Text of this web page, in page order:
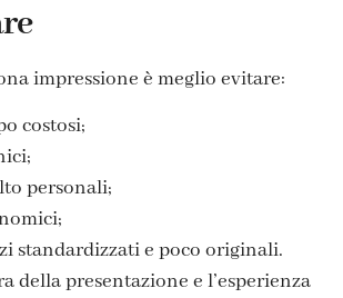
impressione è meglio evitare:
costosi;
personali;
standardizzati e poco originali.
della presentazione e l’esperienza